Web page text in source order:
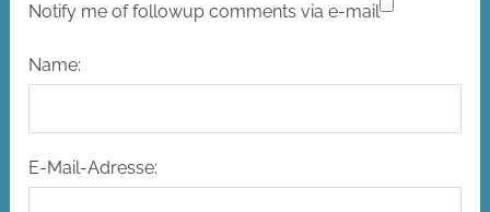
Notify me of followup comments via e-mail
Name:
E-Mail-Adresse: